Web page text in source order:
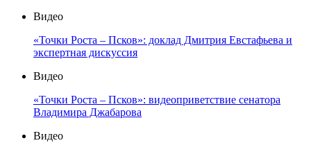
Видео
«Точки Роста – Псков»: доклад Дмитрия Евстафьева и
экспертная дискуссия
Видео
«Точки Роста – Псков»: видеоприветствие сенатора
Владимира Джабарова
Видео